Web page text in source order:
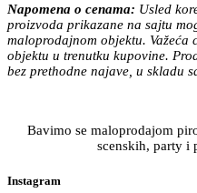
Napomena o cenama: Usled
proizvoda prikazane na sajtu
maloprodajnom objektu. Važeća
objektu u trenutku kupovine.
bez prethodne najave, u skladu
Bavimo se maloprodajom
scenskih, party i
Instagram